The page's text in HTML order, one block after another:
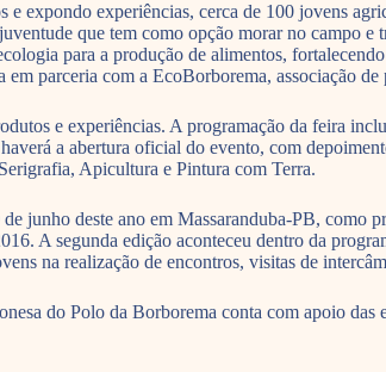
e expondo experiências, cerca de 100 jovens
que tem como opção morar no campo
para a produção de alimentos,
parceria com a EcoBorborema, associação
e experiências. A programação da feira
a abertura oficial do evento, com
Apicultura e Pintura com Terra.
junho deste ano em Massaranduba-PB,
A segunda edição aconteceu dentro da
na realização de encontros, visitas de
do Polo da Borborema conta com apoio